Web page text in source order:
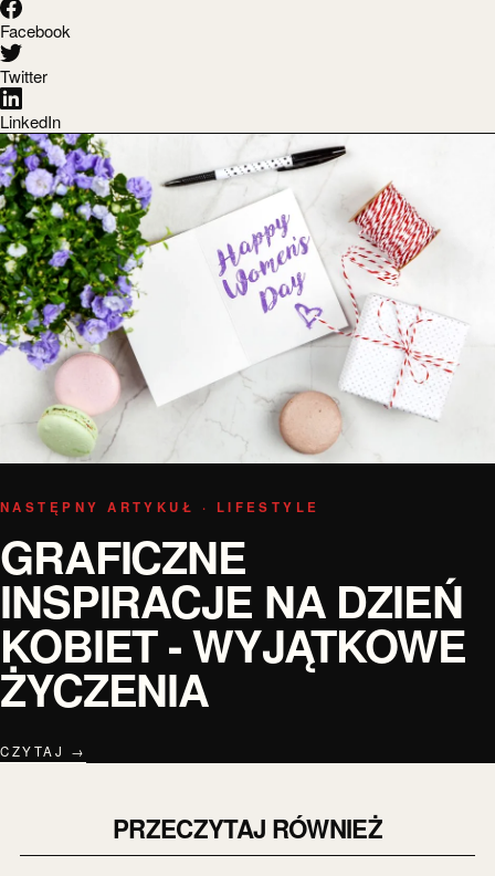
Facebook
Twitter
LinkedIn
NASTĘPNY ARTYKUŁ · LIFESTYLE
GRAFICZNE
INSPIRACJE NA DZIEŃ
KOBIET - WYJĄTKOWE
ŻYCZENIA
CZYTAJ →
PRZECZYTAJ RÓWNIEŻ